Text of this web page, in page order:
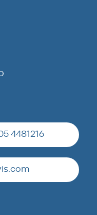
4481216